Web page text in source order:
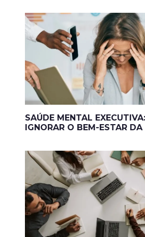
SAÚDE MENTAL
IGNORAR O BEM-ESTAR DA